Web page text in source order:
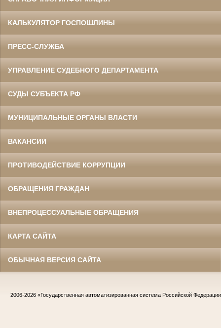
КАЛЬКУЛЯТОР ГОСПОШЛИНЫ
ПРЕСС-СЛУЖБА
УПРАВЛЕНИЕ СУДЕБНОГО ДЕПАРТАМЕНТА
СУДЫ СУБЪЕКТА РФ
МУНИЦИПАЛЬНЫЕ ОРГАНЫ ВЛАСТИ
ВАКАНСИИ
ПРОТИВОДЕЙСТВИЕ КОРРУПЦИИ
ОБРАЩЕНИЯ ГРАЖДАН
ВНЕПРОЦЕССУАЛЬНЫЕ ОБРАЩЕНИЯ
КАРТА САЙТА
ОБЫЧНАЯ ВЕРСИЯ САЙТА
2006-2026 «Государственная автоматизированная система Российской